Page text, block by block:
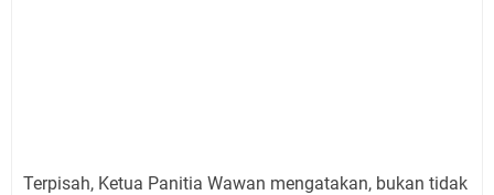
Terpisah, Ketua Panitia Wawan mengatakan, bukan tidak